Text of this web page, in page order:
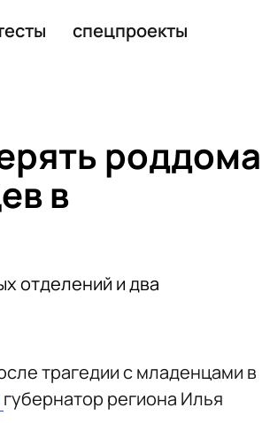
спецпроекты
роддома
в
отделений и два
трагедии с младенцами в
губернатор региона Илья